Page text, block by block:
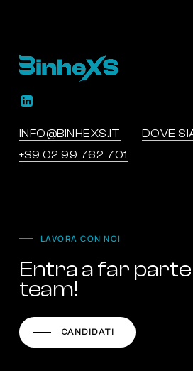
INFO@BINHEXS.IT
DOVE
+39 02 99 762 701
LAVORA CON NOI
Entra a far parte
team!
CANDIDATI